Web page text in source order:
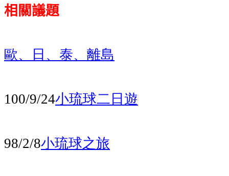
相關議題
歐、日、泰、離島
100/9/24小琉球二日遊
98/2/8小琉球之旅